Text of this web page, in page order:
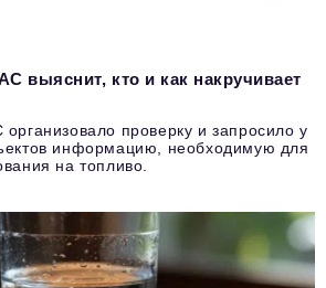
выяснит, кто и как накручивает
проверку и запросило у
информацию, необходимую для
на топливо.